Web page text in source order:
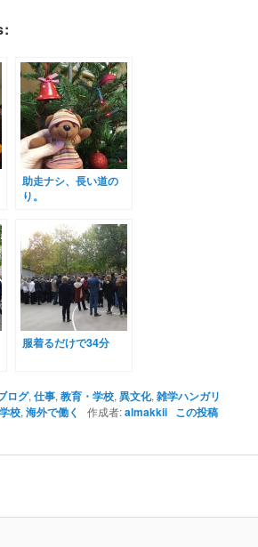
助走ナシ、長い道の
り。
服着るだけで34分
ログ,仕事,教育・学校,異文化,雑学ハンガリ
校,海外で働く 作成者:almakkii この投稿